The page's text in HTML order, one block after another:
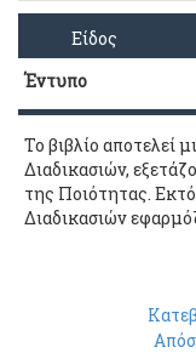
Είδος
Έντυπο
Το βιβλίο αποτελεί
Διαδικασιών,
της Ποιότητας.
Διαδικασιών